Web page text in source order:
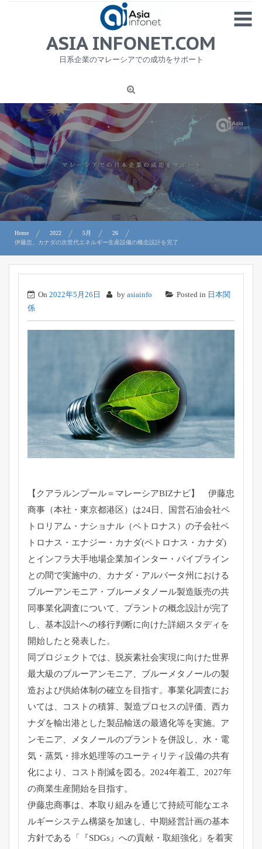
MENU
1
ニュース
労務サービス
プライバシーポリシー及び著作権について
お問合せ
ASIA INFONET.COM
日系企業のマレーシアでの成功をサポート
Home 2022 5月
26
伊藤忠、カナダの次世代エネルギー生産設備の概念設計を完了
On 2022年5月26日 by asiainfo Posted in 日本関
係
【クアラルンプール＝マレーシアBIZナビ】 伊藤忠
商事（本社・東京都港区）は24日、
国営石油会社ペ
トロリアム・ナショナル（ペトロナス） の子会社ペ
トロナス・エナジー・カナダ(ペトロナス・カナダ)
とインフラ大手地場企業加インター・ パイプライン
との間で実施中の、カナダ・ アルバータ州における
ブルーアンモニア・ ブルーメタノール製造販売の共
同事業化調査について、 プラントの概念設計が完了
し、 基本設計への移行判断に向けた詳細スタディを
開始したと発表した。
同プロジェクトでは、 脱炭素社会実現に向けた世界
最大級のブルーアンモニア、 ブルーメタノールの製
造および供給体制の確立を目指す。 事業化調査にお
いては、コストの積算、製造プロセスの評価、 西カ
ナダを輸出港とした製品輸送の最適化等を実施。ア
ンモニア、
メタノールのプラントを併設し、水・電
気・蒸気・ 排水処理等のユーティリティ設備の共有
化により、
コスト削減を図る。2024年着工、 2027年
の商業生産開始を目指す。
伊藤忠商事は、 本取り組みを通じて持続可能なエネ
ルギーシステム構築を加速し、 中期経営計画の基本
方針である「『SDGs』への貢献・ 取組強化」を着実